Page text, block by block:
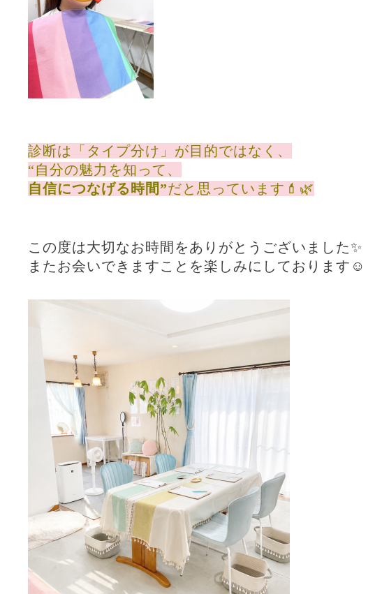
診断は「タイプ分け」が目的ではなく、
“自分の魅力を知って、
自信につなげる時間”だと思っています💄🌿
この度は大切なお時間をありがとうございました✨
またお会いできますことを楽しみにしております☺️